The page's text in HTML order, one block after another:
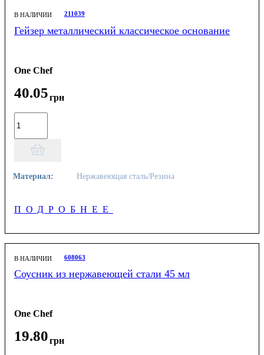
В НАЛИЧИИ 211039
Гейзер металлический классическое основание
One Chef
40.05грн
Материал: Нержавеющая сталь/Резина
ПОДРОБНЕЕ
В НАЛИЧИИ 608063
Соусник из нержавеющей стали 45 мл
One Chef
19.80грн